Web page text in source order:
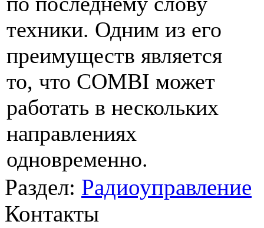
техники. Одним из его
преимуществ является
то, что COMBI может
работать в нескольких
направлениях
одновременно.
Раздел: Радиоуправление
Контакты